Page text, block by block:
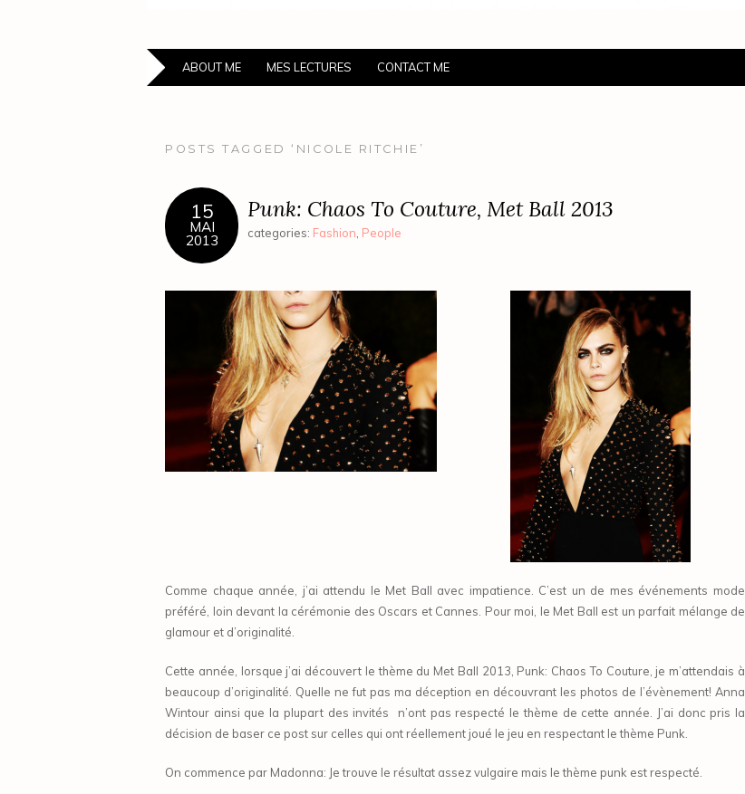
ABOUT ME MES LECTURES CONTACT ME
POSTS TAGGED ‘NICOLE RITCHIE’
15
MAI
2013
Punk: Chaos To Couture, Met Ball 2013
categories: Fashion People
Comme chaque année, j’ai attendu le Met Ball avec impatience. C’est un de mes événements mode
préféré, loin devant la cérémonie des Oscars et Cannes. Pour moi, le Met Ball est un parfait mélange de
glamour et d’originalité.
Cette année, lorsque j’ai découvert le thème du Met Ball 2013, Punk: Chaos To Couture, je m’attendais à
beaucoup d’originalité. Quelle ne fut pas ma déception en découvrant les photos de l’évènement! Anna
Wintour ainsi que la plupart des invités n’ont pas respecté le thème de cette année. J’ai donc pris la
décision de baser ce post sur celles qui ont réellement joué le jeu en respectant le thème Punk.
On commence par Madonna: Je trouve le résultat assez vulgaire mais le thème punk est respecté.